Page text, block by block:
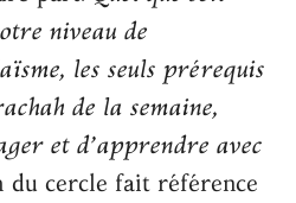
niveau de
les seuls prérequis
de la semaine,
et d’apprendre avec
du cercle fait référence